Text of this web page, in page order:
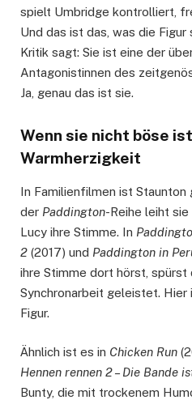
spielt Umbridge kontrolliert,
Und das ist das, was die Figur
Kritik sagt: Sie ist eine der
Antagonistinnen des
Ja, genau das ist sie.
Wenn sie nicht böse
Warmherzigkeit
In Familienfilmen ist Staunton
der Paddington-Reihe leiht
Lucy ihre Stimme. In
2 (2017) und Paddington in
ihre Stimme dort hörst, spürst
Synchronarbeit geleistet.
Figur.
Ähnlich ist es in Chicken Run
Hennen rennen 2 – Die Bande
Bunty, die mit trockenem